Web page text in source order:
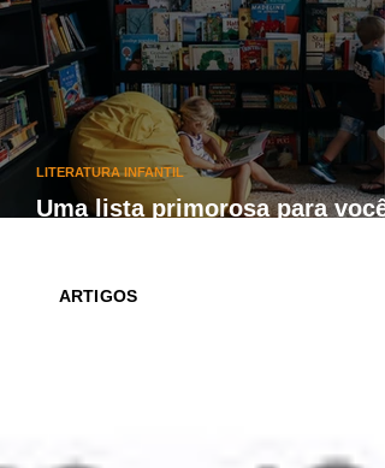
Uma lista primorosa para você
LITERATURA INFANTIL
ARTIGOS